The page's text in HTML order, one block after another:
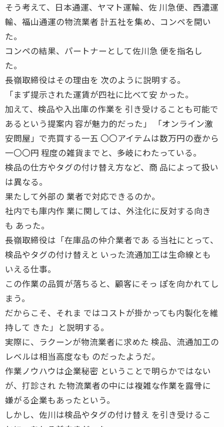
そう考えて、日本通運、ヤマト運輸、佐 川急便、西濃運
輸、福山通運の物流業者 計五社を集め、コンペを開い
た。
コンペの結果、パートナーとして佐川急 便を指名し
た。
長嶺取締役はその理由を 次のように説明する。
「まず提示された運賃が四社に比べて安 かった。
加えて、検品や入出庫の作業を 引き受けることも可能で
あるという提案内 容が魅力的だった」 「オンライン激
安問屋」で売買する一五 〇〇アイテムは数万円の壺から
一〇〇円 程度の雑貨までと、多岐にわたっている。
検品の仕方やタグの付け替え方など、商 品によって扱い
は異なる。
果たして外部の 業者で対応できるのか。
社内でも庫内作 業に関しては、外注化に反対する向き
も あった。
長嶺取締役は「在庫品の仲介業者であ る当社にとって、
検品やタグの付け替えと いった流通加工は生命線とも
いえる仕事。
この作業の品質が落ちると、顧客にそっ ぽを向かれてし
まう。
だからこそ、それま ではコストが掛かっても内製化を維
持して きた」と説明する。
実際に、ラクーンが物流業者に求めた 検品、流通加工の
レベルは相当高度なも のだったようだ。
作業ノウハウは企業秘密 ということで明らかではない
が、打診され た物流業者の中には複雑な作業を露骨に
嫌がる企業もあったという。
しかし、佐川は検品やタグの付け替え を引き受けるこ